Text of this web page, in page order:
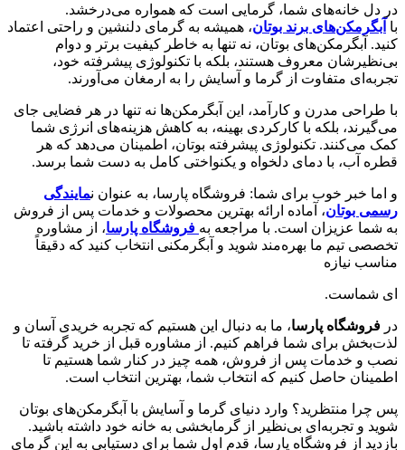
در دل خانه‌های شما، گرمایی است که همواره می‌درخشد.
با آبگرمکن‌های برند بوتان، همیشه به گرمای دلنشین و راحتی اعتماد
کنید. آبگرمکن‌های بوتان، نه تنها به خاطر کیفیت برتر و دوام
بی‌نظیرشان معروف هستند، بلکه با تکنولوژی پیشرفته خود،
تجربه‌ای متفاوت از گرما و آسایش را به ارمغان می‌آورند.
با طراحی مدرن و کارآمد، این آبگرمکن‌ها نه تنها در هر فضایی جای
می‌گیرند، بلکه با کارکردی بهینه، به کاهش هزینه‌های انرژی شما
کمک می‌کنند. تکنولوژی پیشرفته بوتان، اطمینان می‌دهد که هر
قطره آب، با دمای دلخواه و یکنواختی کامل به دست شما برسد.
و اما خبر خوب برای شما: فروشگاه پارسا، به عنوان نمایندگی
رسمی بوتان، آماده ارائه بهترین محصولات و خدمات پس از فروش
به شما عزیزان است. با مراجعه به فروشگاه پارسا، از مشاوره
تخصصی تیم ما بهره‌مند شوید و آبگرمکنی انتخاب کنید که دقیقاً
مناسب نیازه
ای شماست.
در فروشگاه پارسا، ما به دنبال این هستیم که تجربه خریدی آسان و
لذت‌بخش برای شما فراهم کنیم. از مشاوره قبل از خرید گرفته تا
نصب و خدمات پس از فروش، همه چیز در کنار شما هستیم تا
اطمینان حاصل کنیم که انتخاب شما، بهترین انتخاب است.
پس چرا منتظرید؟ وارد دنیای گرما و آسایش با آبگرمکن‌های بوتان
شوید و تجربه‌ای بی‌نظیر از گرمابخشی به خانه خود داشته باشید.
بازدید از فروشگاه پارسا، قدم اول شما برای دستیابی به این گرمای